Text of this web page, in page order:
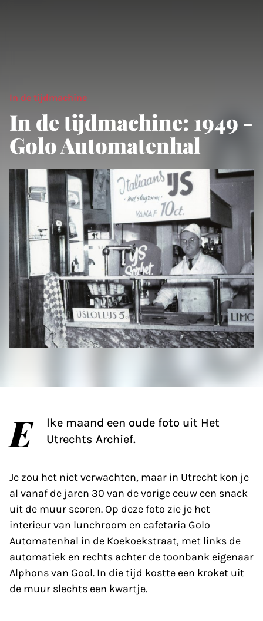
In de tijdmachine
In de tijdmachine: 1949 -
Golo Automatenhal
E
lke maand een oude foto uit Het
Utrechts Archief.
Je zou het niet verwachten, maar in Utrecht kon je
al vanaf de jaren 30 van de vorige eeuw een snack
uit de muur scoren. Op deze foto zie je het
interieur van lunchroom en cafetaria Golo
Automatenhal in de Koekoekstraat, met links de
automatiek en rechts achter de toonbank eigenaar
Alphons van Gool. In die tijd kostte een kroket uit
de muur slechts een kwartje.